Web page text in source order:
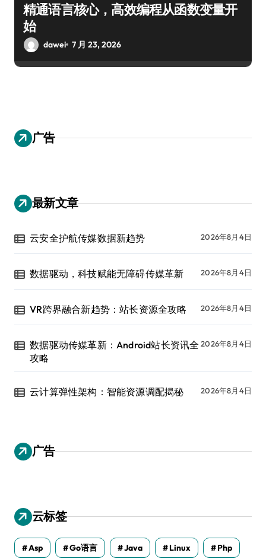
精通语言核心，高效编程从函数变量开
始
dawei 7 月 23, 2026
广告
最新文章
云安全护航传媒数据新趋势 2026年8月4日
数据驱动，科技赋能无障碍传媒革新 2026年8月4日
VR跨界融合新趋势：站长资源全攻略 2026年8月4日
数据驱动传媒革新：Android站长资讯全
攻略
2026年8月4日
云计算弹性架构：智能资源调配揭秘 2026年8月4日
广告
云标签
Asp Go语言 Java Linux Php